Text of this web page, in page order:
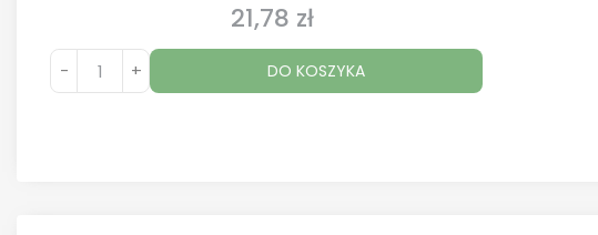
Cena
21,78 zł
- + DO KOSZYKA